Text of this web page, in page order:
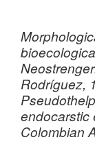
Rodríguez,
endocarstic
Colombian